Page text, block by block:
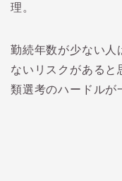
理。
勤続年数が少ない人
ないリスクがあると
類選考のハードルが